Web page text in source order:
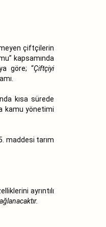
çiftçilerin
kapsamında
göre; “Çiftçiyi
kısa sürede
kamu yönetimi
maddesi tarım
ayrıntılı